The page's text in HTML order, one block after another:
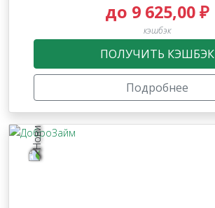
до 9 625,00 ₽
кэшбэк
ПОЛУЧИТЬ КЭШБЭК
Подробнее